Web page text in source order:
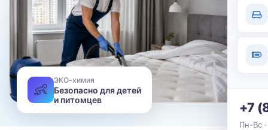
+7
Пн-Вс
👶
ЭКО-химия
Безопасно для детей
и питомцев